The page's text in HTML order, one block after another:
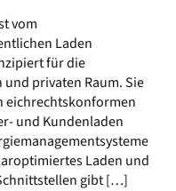
vom
Laden
für die
privaten Raum. Sie
eichrechtskonformen
und Kundenladen
Laden und
gibt […]